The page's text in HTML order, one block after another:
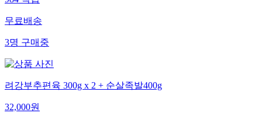
984적립
무료배송
3명구매중
려강부추편육 300g x 2 + 순살족발400g
32,000원